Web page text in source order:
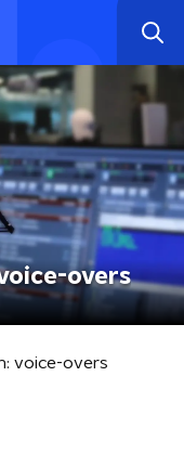
overs
voice-overs